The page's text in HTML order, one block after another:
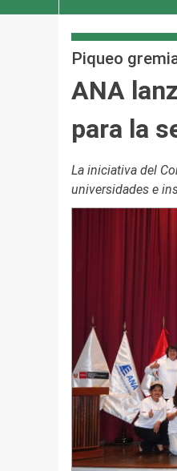
Piqueo
ANA
para la
La iniciativa del
universidades e